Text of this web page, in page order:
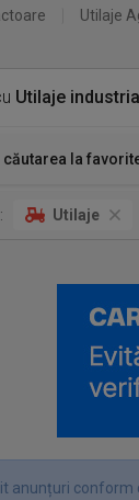
Utilaje
Utilaje
căutarea la
Utilaje
anunțuri